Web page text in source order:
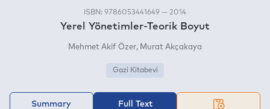
ISBN: 9786053441649 — 2014
Yerel Yönetimler-Teorik Boyut
Mehmet Akif Özer Murat Akçakaya
Gazi Kitabevi
Summary Full Text